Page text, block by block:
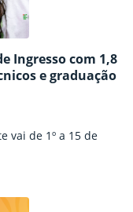
Ingresso com 1,8
e graduação
vai de 1º a 15 de